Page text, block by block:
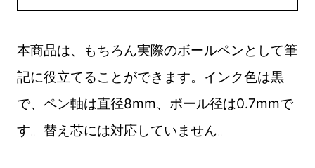
本商品は、もちろん実際のボールペンとして筆
記に役立てることができます。インク色は黒
で、ペン軸は直径8mm、ボール径は0.7mmで
す。替え芯には対応していません。